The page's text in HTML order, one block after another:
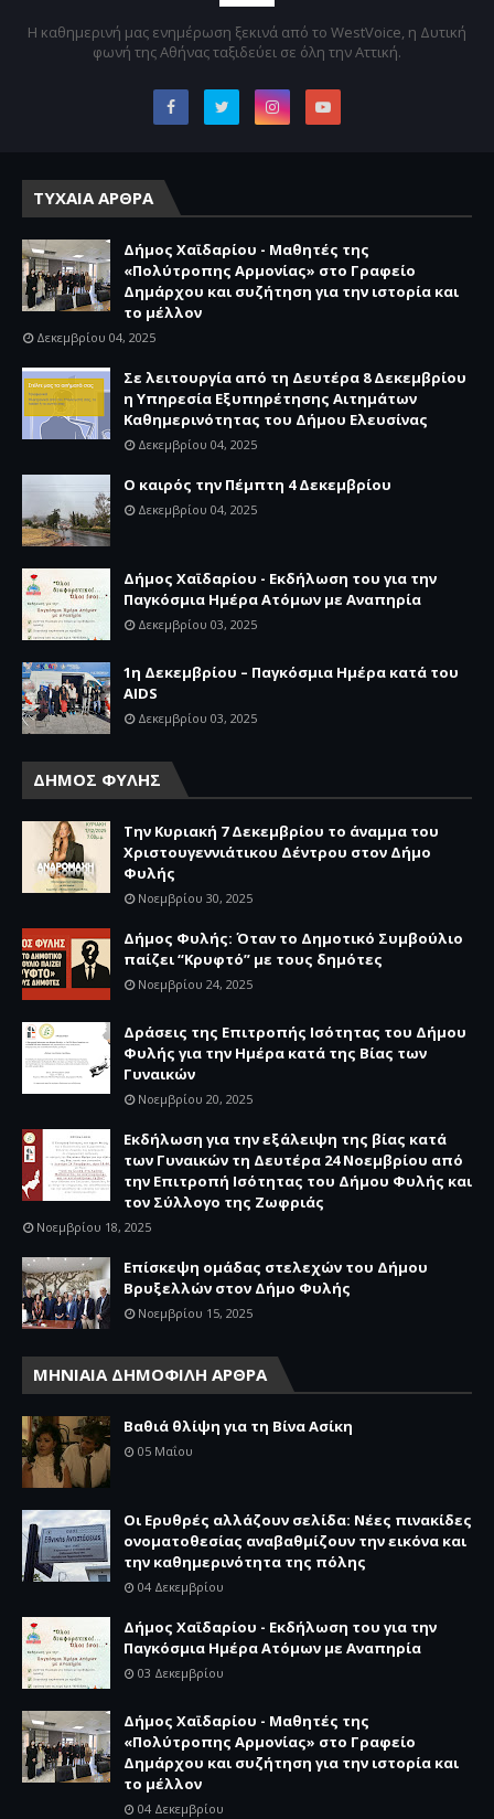
Η καθημερινή μας ενημέρωση ξεκινά από το WestVoice, η Δυτική
φωνή της Αθήνας ταξιδεύει σε όλη την Αττική.
ΤΥΧΑΙΑ ΑΡΘΡΑ
Δήμος Χαϊδαρίου - Μαθητές της
«Πολύτροπης Αρμονίας» στο Γραφείο
Δημάρχου και συζήτηση για την ιστορία και
το μέλλον
Δεκεμβρίου 04, 2025
Σε λειτουργία από τη Δευτέρα 8 Δεκεμβρίου
η Υπηρεσία Εξυπηρέτησης Αιτημάτων
Καθημερινότητας του Δήμου Ελευσίνας
Δεκεμβρίου 04, 2025
Ο καιρός την Πέμπτη 4 Δεκεμβρίου
Δεκεμβρίου 04, 2025
Δήμος Χαϊδαρίου - Εκδήλωση του για την
Παγκόσμια Ημέρα Ατόμων με Αναπηρία
Δεκεμβρίου 03, 2025
1η Δεκεμβρίου – Παγκόσμια Ημέρα κατά του
AIDS
Δεκεμβρίου 03, 2025
ΔΗΜΟΣ ΦΥΛΗΣ
Την Κυριακή 7 Δεκεμβρίου το άναμμα του
Χριστουγεννιάτικου Δέντρου στον Δήμο
Φυλής
Νοεμβρίου 30, 2025
Δήμος Φυλής: Όταν το Δημοτικό Συμβούλιο
παίζει “Κρυφτό” με τους δημότες
Νοεμβρίου 24, 2025
Δράσεις της Επιτροπής Ισότητας του Δήμου
Φυλής για την Ημέρα κατά της Βίας των
Γυναικών
Νοεμβρίου 20, 2025
Εκδήλωση για την εξάλειψη της βίας κατά
των Γυναικών τη Δευτέρα 24 Νοεμβρίου από
την Επιτροπή Ισότητας του Δήμου Φυλής και
τον Σύλλογο της Ζωφριάς
Νοεμβρίου 18, 2025
Επίσκεψη ομάδας στελεχών του Δήμου
Βρυξελλών στον Δήμο Φυλής
Νοεμβρίου 15, 2025
ΜΗΝΙΑΙΑ ΔΗΜΟΦΙΛΗ ΑΡΘΡΑ
Βαθιά θλίψη για τη Βίνα Ασίκη
05 Μαΐου
Οι Ερυθρές αλλάζουν σελίδα: Νέες πινακίδες
ονοματοθεσίας αναβαθμίζουν την εικόνα και
την καθημερινότητα της πόλης
04 Δεκεμβρίου
Δήμος Χαϊδαρίου - Εκδήλωση του για την
Παγκόσμια Ημέρα Ατόμων με Αναπηρία
03 Δεκεμβρίου
Δήμος Χαϊδαρίου - Μαθητές της
«Πολύτροπης Αρμονίας» στο Γραφείο
Δημάρχου και συζήτηση για την ιστορία και
το μέλλον
04 Δεκεμβρίου